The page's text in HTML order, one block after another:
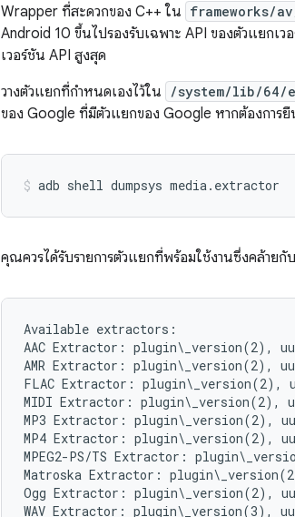
Wrapper ที่สะดวกของ C++ ใน frameworks/
Android 10 ขึ้นไปรองรับเฉพาะ API ของตัวแยกเ
เวอร์ชัน API สูงสุด
วางตัวแยกที่กำหนดเองไว้ใน
/system/lib/64/
ของ Google ที่มีตัวแยกของ Google หากต้องการ
adb shell dumpsys media.extractor
คุณควรได้รับรายการตัวแยกที่พร้อมใช้งานซึ่งคล้ายกั
Available extractors:
AAC Extractor: plugin\_version(2),
AMR Extractor: plugin\_version(2),
FLAC Extractor: plugin\_version(2),
MIDI Extractor: plugin\_version(2),
MP3 Extractor: plugin\_version(2),
MP4 Extractor: plugin\_version(2),
MPEG2-PS/TS Extractor:
Matroska Extractor:
Ogg Extractor: plugin\_version(2),